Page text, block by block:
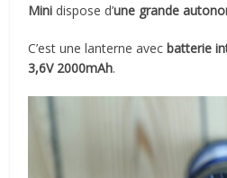
Mini dispose d’une grande
C’est une lanterne avecbatterie
3,6V 2000mAh.